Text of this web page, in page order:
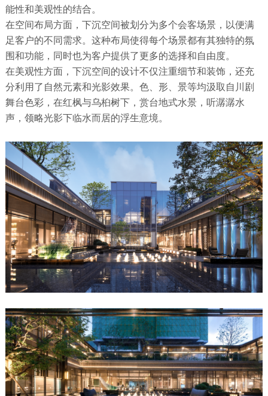
能性和美观性的结合。
在空间布局方面，下沉空间被划分为多个会客场景，以便满
足客户的不同需求。这种布局使得每个场景都有其独特的氛
围和功能，同时也为客户提供了更多的选择和自由度。
在美观性方面，下沉空间的设计不仅注重细节和装饰，还充
分利用了自然元素和光影效果。色、形、景等均汲取自川剧
舞台色彩，在红枫与乌桕树下，赏台地式水景，听潺潺水
声，领略光影下临水而居的浮生意境。